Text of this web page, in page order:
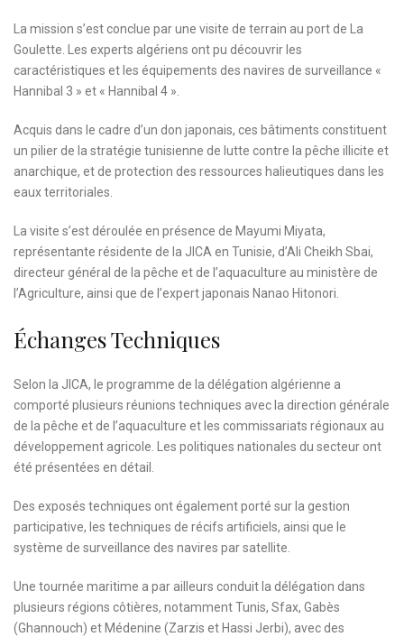
La mission s’est conclue par une visite de terrain au port de La
Goulette. Les experts algériens ont pu découvrir les
caractéristiques et les équipements des navires de surveillance «
Hannibal 3 » et « Hannibal 4 ».
Acquis dans le cadre d’un don japonais, ces bâtiments constituent
un pilier de la stratégie tunisienne de lutte contre la pêche illicite et
anarchique, et de protection des ressources halieutiques dans les
eaux territoriales.
La visite s’est déroulée en présence de Mayumi Miyata,
représentante résidente de la JICA en Tunisie, d’Ali Cheikh Sbai,
directeur général de la pêche et de l’aquaculture au ministère de
l’Agriculture, ainsi que de l’expert japonais Nanao Hitonori.
Échanges Techniques
Selon la JICA, le programme de la délégation algérienne a
comporté plusieurs réunions techniques avec la direction générale
de la pêche et de l’aquaculture et les commissariats régionaux au
développement agricole. Les politiques nationales du secteur ont
été présentées en détail.
Des exposés techniques ont également porté sur la gestion
participative, les techniques de récifs artificiels, ainsi que le
système de surveillance des navires par satellite.
Une tournée maritime a par ailleurs conduit la délégation dans
plusieurs régions côtières, notamment Tunis, Sfax, Gabès
(Ghannouch) et Médenine (Zarzis et Hassi Jerbi), avec des